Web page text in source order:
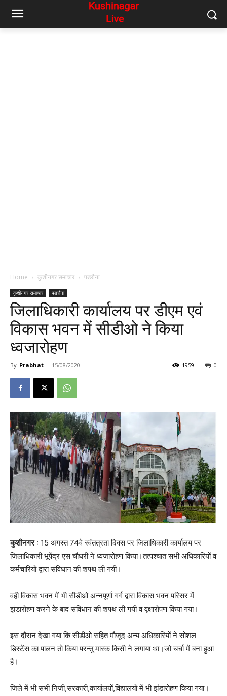
Home कुशीनगर समाचार पडरौना
कुशीनगर समाचार पडरौना
जिलाधिकारी कार्यालय पर डीएम एवं
विकास भवन में सीडीओ ने किया
ध्वजारोहण
By Prabhat - 15/08/2020 0
1959
कुशीनगर: 15 अगस्त 74वे स्वंतत्रता दिवस पर जिलाधिकारी कार्यालय पर
जिलाधिकारी भूपेंद्र एस चौधरी ने ध्वजारोहण किया।तत्पश्चात सभी अधिकारियों व
कर्मचारियों द्वारा संविधान की शपथ ली गयी।
वही विकास भवन में भी सीडीओ अन्नपूर्णा गर्ग द्वारा विकास भवन परिसर में
झंडारोहण करने के बाद संविधान की शपथ ली गयी व वृक्षारोपण किया गया।
इस दौरान देखा गया कि सीडीओ सहित मौजूद अन्य अधिकारियों ने सोशल
डिस्टेंस का पालन तो किया परन्तु मास्क किसी ने लगाया था।जो चर्चा में बना हुआ
है।
जिले में भी सभी निजी,सरकारी,कार्यालयों,विद्यालयों में भी झंडारोहण किया गया।